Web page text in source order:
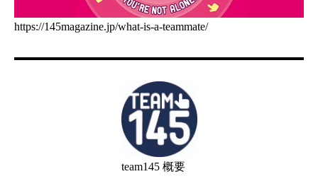
https://145magazine.jp/what-is-a-teammate/
team145 概要